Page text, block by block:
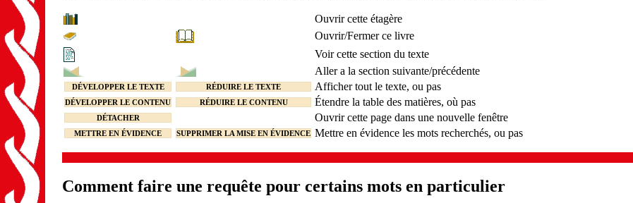
Ouvrir cette étagère
Ouvrir/Fermer ce livre
Voir cette section du texte
Aller a la section suivante/précédente
DÉVELOPPER LE TEXTE RÉDUIRE LE TEXTE Afficher tout le texte, ou pas
DÉVELOPPER LE CONTENU RÉDUIRE LE CONTENU Étendre la table des matières, où pas
DÉTACHER Ouvrir cette page dans une nouvelle fenêtre
METTRE EN ÉVIDENCE SUPPRIMER LA MISE EN ÉVIDENCE Mettre en évidence les mots recherchés, ou pas
Comment faire une requête pour certains mots en particulier